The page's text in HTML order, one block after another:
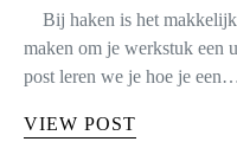
Bij haken is het makkelijk
maken om je werkstuk een
post leren we je hoe je een…
VIEW POST